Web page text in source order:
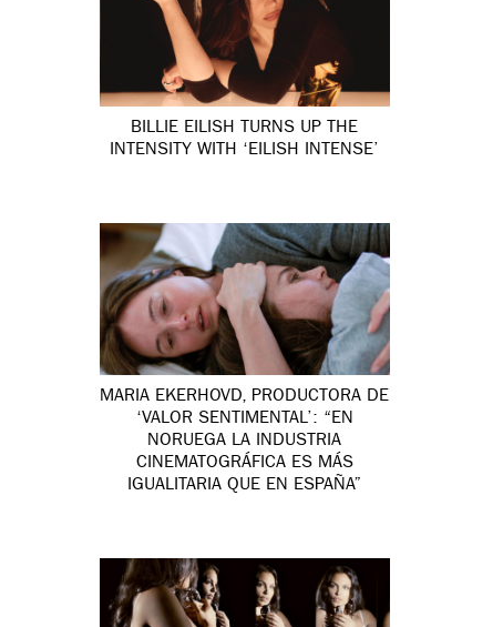
BILLIE EILISH TURNS UP THE
INTENSITY WITH ‘EILISH INTENSE’
MARIA EKERHOVD, PRODUCTORA DE
‘VALOR SENTIMENTAL’: “EN
NORUEGA LA INDUSTRIA
CINEMATOGRÁFICA ES MÁS
IGUALITARIA QUE EN ESPAÑA”